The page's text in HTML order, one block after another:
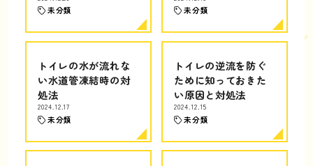
未分類 未分類
トイレの水が流れな
い水道管凍結時の対
処法
2024.12.17
未分類
トイレの逆流を防ぐ
ために知っておきた
い原因と対処法
2024.12.15
未分類